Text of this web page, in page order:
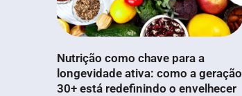
Nutrição como chave para a
longevidade ativa: como a geração
30+ está redefinindo o envelhecer